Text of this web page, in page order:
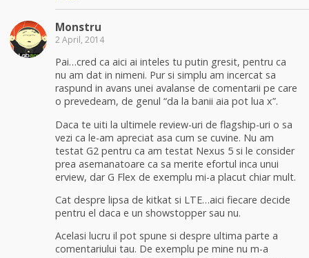
Monstru
2 April, 2014
Pai…cred ca aici ai inteles tu putin gresit, pentru ca
nu am dat in nimeni. Pur si simplu am incercat sa
raspund in avans unei avalanse de comentarii pe care
o prevedeam, de genul “da la banii aia pot lua x”.
Daca te uiti la ultimele review-uri de flagship-uri o sa
vezi ca le-am apreciat asa cum se cuvine. Nu am
testat G2 pentru ca am testat Nexus 5 si le consider
prea asemanatoare ca sa merite efortul inca unui
erview, dar G Flex de exemplu mi-a placut chiar mult.
Cat despre lipsa de kitkat si LTE…aici fiecare decide
pentru el daca e un showstopper sau nu.
Acelasi lucru il pot spune si despre ultima parte a
comentariului tau. De exemplu pe mine nu m-a